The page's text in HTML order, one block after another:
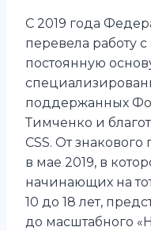
С 2019 года
перевела работу
постоянную
поддержанных
Тимченко и
CSS. От
в мае 2019, в
начинающих на
10 до 18 лет,
до масштабного